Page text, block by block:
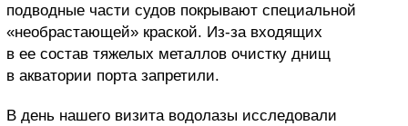
подводные части судов покрывают специальной
«необрастающей» краской. Из-за входящих
в ее состав тяжелых металлов очистку днищ
в акватории порта запретили.
В день нашего визита водолазы исследовали